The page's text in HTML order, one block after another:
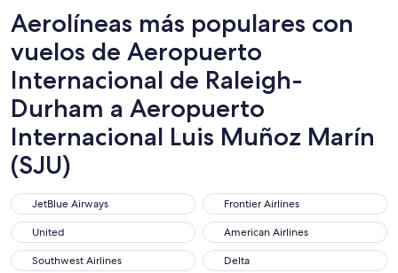
Aerolíneas más populares con
vuelos de Aeropuerto
Internacional de Raleigh-
Durham a Aeropuerto
Internacional Luis Muñoz Marín
(SJU)
JetBlue Airways
JetBlue Airways Frontier Airlines
Frontier Airlines
United
United American Airlines
American Airlines
Southwest Airlines
Southwest Airlines Delta
Delta